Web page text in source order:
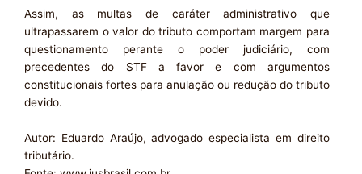
Assim, as multas de caráter administrativo que
ultrapassarem o valor do tributo comportam margem para
questionamento perante o poder judiciário, com
precedentes do STF a favor e com argumentos
constitucionais fortes para anulação ou redução do tributo
devido.
Autor: Eduardo Araújo, advogado especialista em direito
tributário.